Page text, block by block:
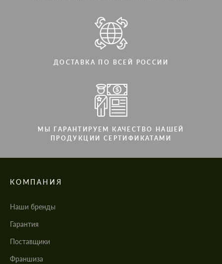
ДОСТАВКА ПО ВСЕЙ РОССИИ
МЫ ГАРАНТИРУЕМ КАЧЕСТВО НАШЕЙ
ПРОДУКЦИИ СЕРТИФИКАТАМИ
КОМПАНИЯ
Наши бренды
Гарантия
Поставщики
Франшиза